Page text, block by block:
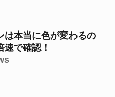
は本当に色が変わるの
速で確認！